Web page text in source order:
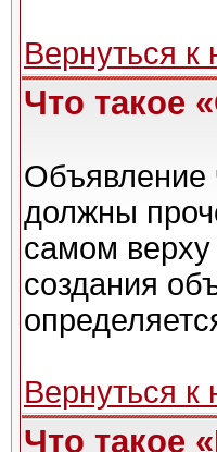
Вернуться к
Что такое
Объявление
должны
самом
создания
Вернуться к
Что такое